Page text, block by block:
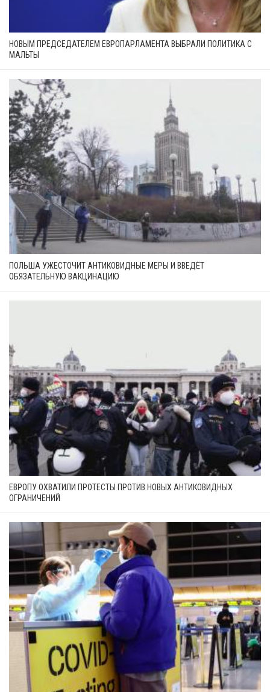
НОВЫМ ПРЕДСЕДАТЕЛЕМ ЕВРОПАРЛАМЕНТА ВЫБРАЛИ ПОЛИТИКА С
МАЛЬТЫ
ПОЛЬША УЖЕСТОЧИТ АНТИКОВИДНЫЕ МЕРЫ И ВВЕДЁТ
ОБЯЗАТЕЛЬНУЮ ВАКЦИНАЦИЮ
ЕВРОПУ ОХВАТИЛИ ПРОТЕСТЫ ПРОТИВ НОВЫХ АНТИКОВИДНЫХ
ОГРАНИЧЕНИЙ